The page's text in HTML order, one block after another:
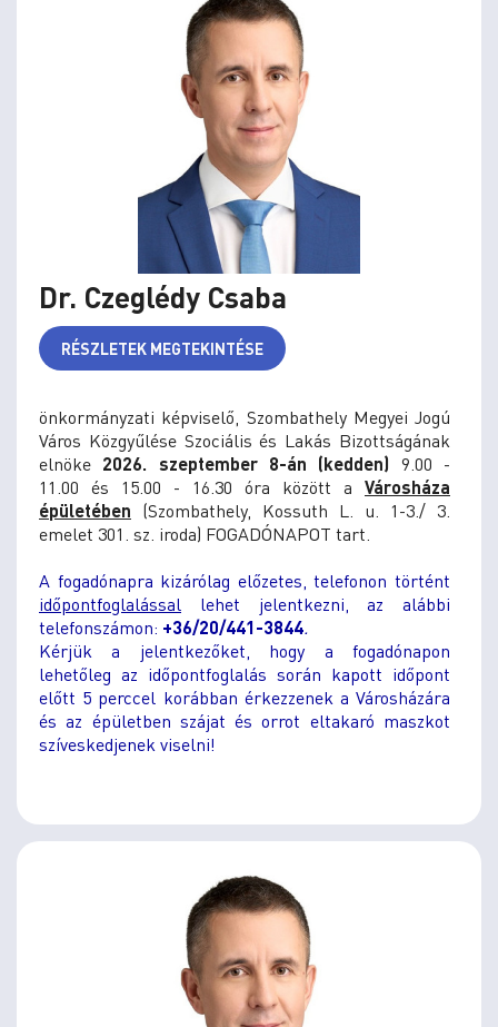
Dr. Czeglédy Csaba
RÉSZLETEK MEGTEKINTÉSE
önkormányzati képviselő, Szombathely Megyei Jogú
Város Közgyűlése Szociális és Lakás Bizottságának
elnöke 2026. szeptember 8-án (kedden) 9.00 -
11.00 és 15.00 - 16.30 óra között a Városháza
épületében (Szombathely, Kossuth L. u. 1-3./ 3.
emelet 301. sz. iroda) FOGADÓNAPOT tart.
A fogadónapra kizárólag előzetes, telefonon történt
időpontfoglalással lehet jelentkezni, az alábbi
telefonszámon: +36/20/441-3844.
Kérjük a jelentkezőket, hogy a fogadónapon
lehetőleg az időpontfoglalás során kapott időpont
előtt 5 perccel korábban érkezzenek a Városházára
és az épületben szájat és orrot eltakaró maszkot
szíveskedjenek viselni!